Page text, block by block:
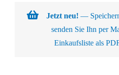
Jetzt neu! —
senden Sie Ihn per
Einkaufsliste als